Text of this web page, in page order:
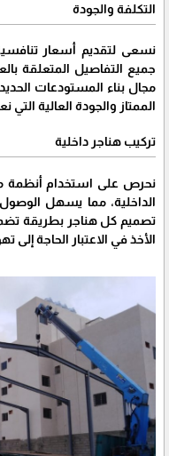
التكلفة والجودة
نسعى لتقديم أسعار
جميع التفاصيل المتعلقة
مجال بناء المستودعات
الممتاز والجودة العالية التي
تركيب هناجر داخلية
نحرص على استخدام أنظمة
الداخلية، مما يسهل
تصميم كل هناجر بطريقة
الأخذ في الاعتبار الحاجة إلى